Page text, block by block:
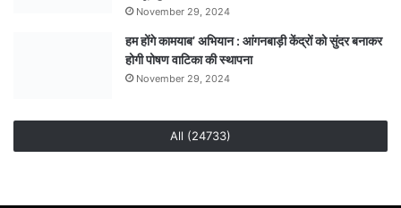
November 29, 2024
हम होंगे कामयाब’ अभियान : आंगनबाड़ी केंद्रों को सुंदर बनाकर
होगी पोषण वाटिका की स्थापना
November 29, 2024
All (24733)